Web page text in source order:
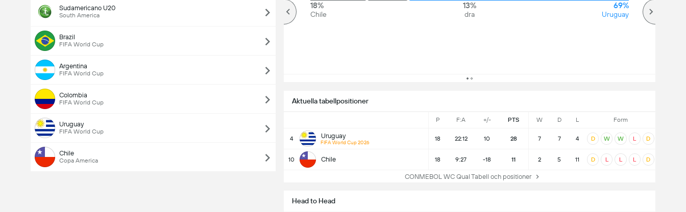
Sudamericano U20
South America
Brazil
FIFA World Cup
Argentina
FIFA World Cup
Colombia
FIFA World Cup
Uruguay
FIFA World Cup
Chile
Copa America
Aktuella tabellpositioner
P F:A +/- PTS W D L Form
4 Uruguay
FIFA World Cup 2026
18 22:12 10 28 7 7 4 D W W L D
10 Chile 18 9:27 -18 11 2 5 11 D L L L D
CONMEBOL WC Qual Tabell och positioner
18%
Chile
13%
dra
69%
Uruguay
Head to Head